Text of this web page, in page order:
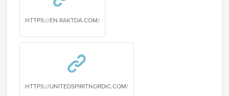
HTTPS://EN.RAKTDA.COM/
HTTPS://UNITEDSPIRITNORDIC.COM/